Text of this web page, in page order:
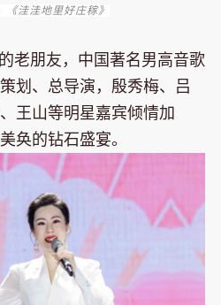
《洼洼地里好庄稼》
老朋友，中国著名男高音歌
划、总导演，殷秀梅、吕
王山等明星嘉宾倾情加
奂的钻石盛宴。